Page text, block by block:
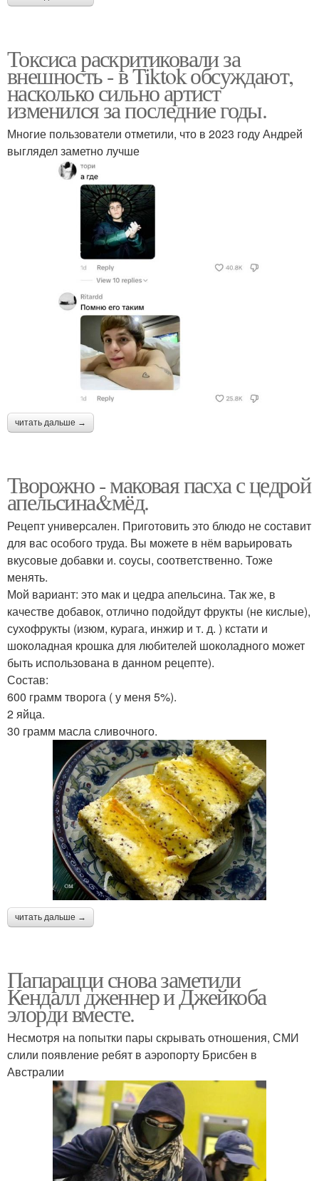
Токсиса раскритиковали за
внешность - в Tiktok обсуждают,
насколько сильно артист
изменился за последние годы.
Многие пользователи отметили, что в 2023 году Андрей
выглядел заметно лучше
читать дальше →
Творожно - маковая пасха с цедрой
апельсина&мёд.
Рецепт универсален. Приготовить это блюдо не составит
для вас особого труда. Вы можете в нём варьировать
вкусовые добавки и. соусы, соответственно. Тоже
менять.
Мой вариант: это мак и цедра апельсина. Так же, в
качестве добавок, отлично подойдут фрукты (не кислые),
сухофрукты (изюм, курага, инжир и т. д. ) кстати и
шоколадная крошка для любителей шоколадного может
быть использована в данном рецепте).
Состав:
600 грамм творога ( у меня 5%).
2 яйца.
30 грамм масла сливочного.
читать дальше →
Папарацци снова заметили
Кендалл дженнер и Джейкоба
элорди вместе.
Несмотря на попытки пары скрывать отношения, СМИ
слили появление ребят в аэропорту Брисбен в
Австралии